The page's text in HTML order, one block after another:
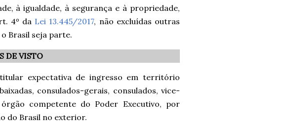
à igualdade, à segurança e à propriedade,
4º da Lei 13.445/2017, não excluídas outras
Brasil seja parte.
DE VISTO
expectativa de ingresso em território
consulados-gerais, consulados, vice-
competente do Poder Executivo, por
do Brasil no exterior.